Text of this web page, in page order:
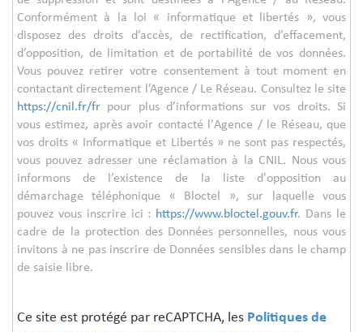
Conformément à la loi « informatique et libertés », vous
disposez des droits d’accès, de rectification, d’effacement,
d’opposition, de limitation et de portabilité de vos données.
Vous pouvez retirer votre consentement à tout moment en
contactant directement l’Agence / Le Réseau. Consultez le site
https://cnil.fr/fr pour plus d’informations sur vos droits. Si
vous estimez, après avoir contacté l'Agence / le Réseau, que
vos droits « Informatique et Libertés » ne sont pas respectés,
vous pouvez adresser une réclamation à la CNIL. Nous vous
informons de l’existence de la liste d'opposition au
démarchage téléphonique « Bloctel », sur laquelle vous
pouvez vous inscrire ici : https://www.bloctel.gouv.fr. Dans le
cadre de la protection des Données personnelles, nous vous
invitons à ne pas inscrire de Données sensibles dans le champ
de saisie libre.
Ce site est protégé par reCAPTCHA, les Politiques de